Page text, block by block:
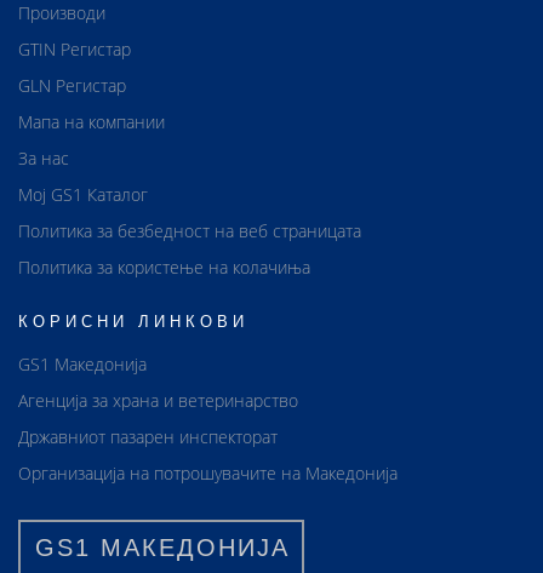
Производи
GTIN Регистар
GLN Регистар
Мапа на компании
За нас
Мој GS1 Каталог
Политика за безбедност на веб страницата
Политика за користење на колачиња
КОРИСНИ ЛИНКОВИ
GS1 Македонија
Агенција за храна и ветеринарство
Државниот пазарен инспекторат
Организација на потрошувачите на Македонија
GS1 МАКЕДОНИЈА